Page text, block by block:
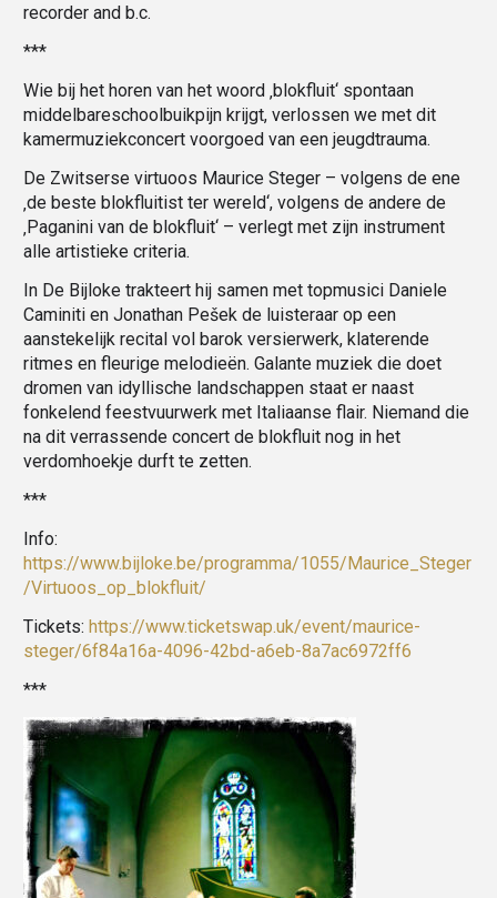
recorder and b.c.
***
Wie bij het horen van het woord ‚blokfluit‘ spontaan
middelbareschoolbuikpijn krijgt, verlossen we met dit
kamermuziekconcert voorgoed van een jeugdtrauma.
De Zwitserse virtuoos Maurice Steger – volgens de ene
‚de beste blokfluitist ter wereld‘, volgens de andere de
‚Paganini van de blokfluit‘ – verlegt met zijn instrument
alle artistieke criteria.
In De Bijloke trakteert hij samen met topmusici Daniele
Caminiti en Jonathan Pešek de luisteraar op een
aanstekelijk recital vol barok versierwerk, klaterende
ritmes en fleurige melodieën. Galante muziek die doet
dromen van idyllische landschappen staat er naast
fonkelend feestvuurwerk met Italiaanse flair. Niemand die
na dit verrassende concert de blokfluit nog in het
verdomhoekje durft te zetten.
***
Info:
https://www.bijloke.be/programma/1055/Maurice_Steger
/Virtuoos_op_blokfluit/
Tickets: https://www.ticketswap.uk/event/maurice-
steger/6f84a16a-4096-42bd-a6eb-8a7ac6972ff6
***